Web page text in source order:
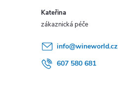
Kateřina
info@wineworld.cz
607 580 681